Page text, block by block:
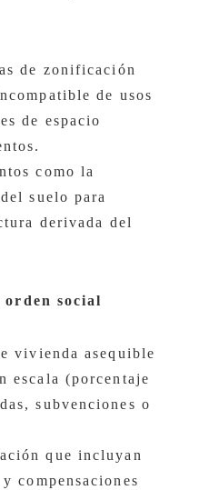
de zonificación
de usos
de espacio
como la
suelo para
derivada del
social
vivienda asequible
escala (porcentaje
subvenciones o
que incluyan
compensaciones